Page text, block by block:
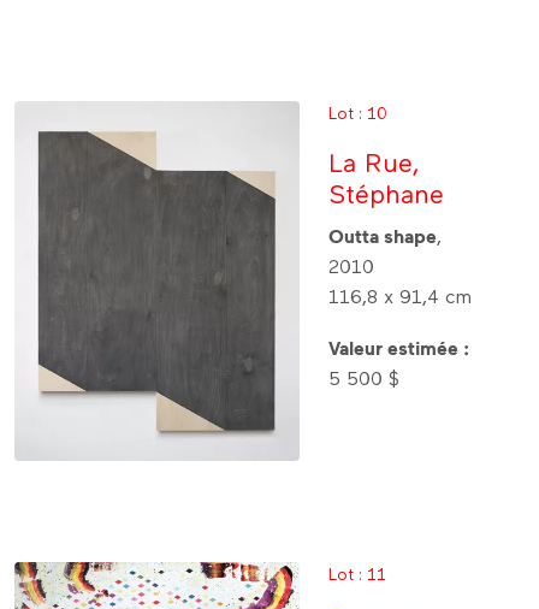
Lot : 10
La Rue,
Stéphane
Outta shape,
2010
116,8 x 91,4 cm
Valeur estimée :
5 500 $
Lot : 11